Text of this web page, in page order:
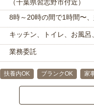
（千葉県習志野市付近）
8時～20時の間で1時間〜
キッチン、トイレ、お風
業務委託
扶養内OK ブランクOK 家